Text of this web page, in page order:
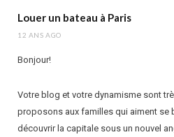
Louer un bateau à Paris
12 ANS AGO
Bonjour!
Votre blog et votre dynamisme sont
proposons aux familles qui aiment se
découvrir la capitale sous un nouvel